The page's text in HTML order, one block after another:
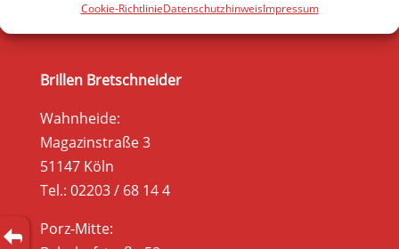
Cookie-RichtlinieDatenschutzhinweisImpressum
Brillen Bretschneider
Wahnheide:
Magazinstraße 3
51147 Köln
Tel.: 02203 / 68 14 4
Porz-Mitte: